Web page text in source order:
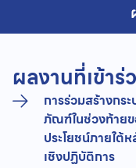
ผลงานที่เข้าร่
การร่วมสร้างกร
ภัณฑ์ในช่วงท้าย
ประโยชน์ภายใต้
เชิงปฏิบัติการ